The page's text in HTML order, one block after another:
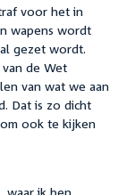
voor het in
wapens wordt
gezet wordt.
de Wet
van wat we aan
Dat is zo dicht
ook te kijken
waar ik ben